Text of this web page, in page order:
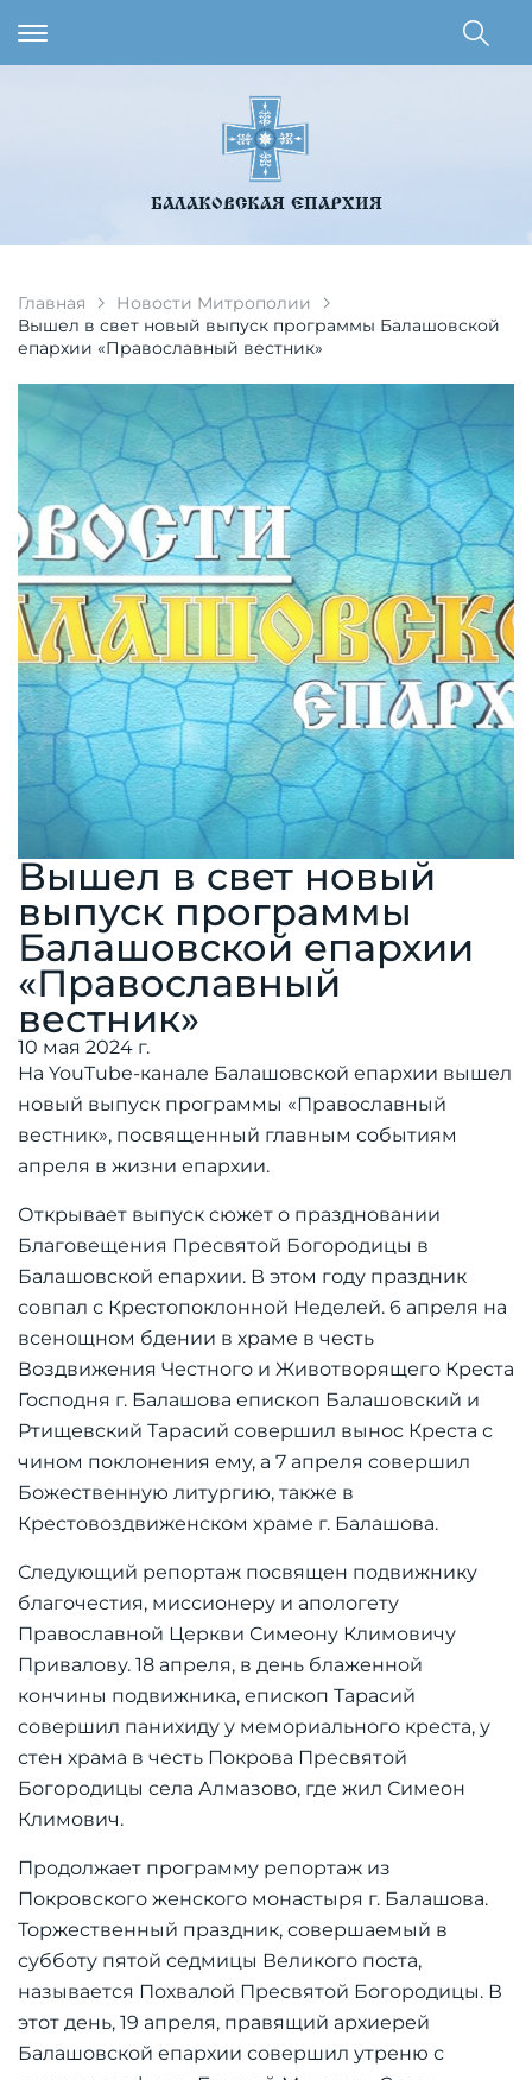
БАЛАКОВСКАЯ ЕПАРХИЯ
Главная
Новости Митрополии
Вышел в свет новый выпуск программы Балашовской
епархии «Православный вестник»
Вышел в свет новый
выпуск программы
Балашовской епархии
«Православный
вестник»
10 мая 2024 г.
На YouTube-канале Балашовской епархии вышел
новый выпуск программы «Православный
вестник», посвященный главным событиям
апреля в жизни епархии.
Открывает выпуск сюжет о праздновании
Благовещения Пресвятой Богородицы в
Балашовской епархии. В этом году праздник
совпал с Крестопоклонной Неделей. 6 апреля на
всенощном бдении в храме в честь
Воздвижения Честного и Животворящего Креста
Господня г. Балашова епископ Балашовский и
Ртищевский Тарасий совершил вынос Креста с
чином поклонения ему, а 7 апреля совершил
Божественную литургию, также в
Крестовоздвиженском храме г. Балашова.
Следующий репортаж посвящен подвижнику
благочестия, миссионеру и апологету
Православной Церкви Симеону Климовичу
Привалову. 18 апреля, в день блаженной
кончины подвижника, епископ Тарасий
совершил панихиду у мемориального креста, у
стен храма в честь Покрова Пресвятой
Богородицы села Алмазово, где жил Симеон
Климович.
Продолжает программу репортаж из
Покровского женского монастыря г. Балашова.
Торжественный праздник, совершаемый в
субботу пятой седмицы Великого поста,
называется Похвалой Пресвятой Богородицы. В
этот день, 19 апреля, правящий архиерей
Балашовской епархии совершил утреню с